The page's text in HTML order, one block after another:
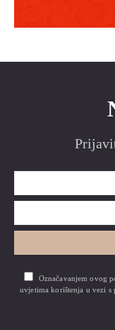
Označavanjem ovog
uvjetima korištenja u vezi s